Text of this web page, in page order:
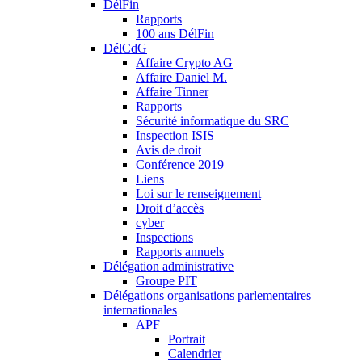
DélFin
Rapports
100 ans DélFin
DélCdG
Affaire Crypto AG
Affaire Daniel M.
Affaire Tinner
Rapports
Sécurité informatique du SRC
Inspection ISIS
Avis de droit
Conférence 2019
Liens
Loi sur le renseignement
Droit d’accès
cyber
Inspections
Rapports annuels
Délégation administrative
Groupe PIT
Délégations organisations parlementaires
internationales
APF
Portrait
Calendrier